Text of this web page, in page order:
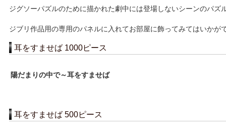
ジグソーパズルのために描かれた劇中には登場しないシーンのパズ
ジブリ作品用の専用のパネルに入れてお部屋に飾ってみてはいかが
耳をすませば 1000ピース
陽だまりの中で～耳をすませば
耳をすませば 500ピース